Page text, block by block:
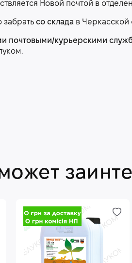
Новой почтой в
со склада в Черкасской
почтовыми/курьерскими